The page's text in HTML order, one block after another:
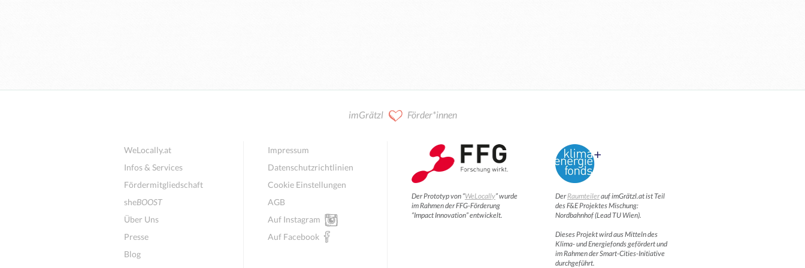
imGrätzl Förder*innen
WeLocally.at
Infos & Services
Fördermitgliedschaft
sheBOOST
Über Uns
Presse
Blog
Impressum
Datenschutzrichtlinien
Cookie Einstellungen
AGB
Auf Instagram
Auf Facebook
Der Prototyp von “WeLocally” wurde
im Rahmen der FFG-Förderung
“Impact Innovation” entwickelt.
DerRaumteilerauf imGrätzl.at ist Teil
des F&E Projektes Mischung:
Nordbahnhof (Lead TU Wien).
Dieses Projekt wird aus Mitteln des
Klima- und Energiefonds gefördert und
im Rahmen der Smart-Cities-Initiative
durchgeführt.